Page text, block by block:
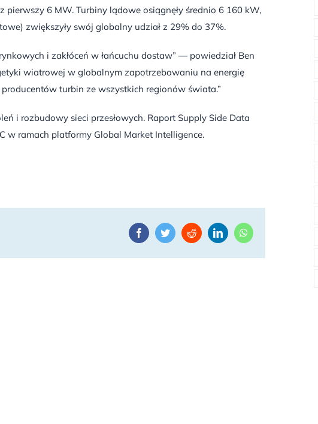
6 MW. Turbiny lądowe osiągnęły średnio 6 160 kW,
zwiększyły swój globalny udział z 29% do 37%.
i zakłóceń w łańcuchu dostaw” — powiedział Ben
wiatrowej w globalnym zapotrzebowaniu na energię
turbin ze wszystkich regionów świata.”
i rozbudowy sieci przesłowych. Raport Supply Side Data
w ramach platformy Global Market Intelligence.
FacebookTwitterRedditLinkedInWhatsApp